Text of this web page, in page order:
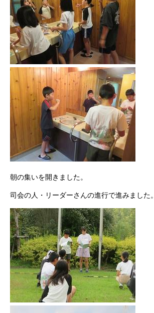
朝の集いを開きました。
司会の人・リーダーさんの進行で進みました。